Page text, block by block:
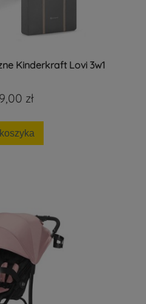
Kinderkraft Lovi 3w1
zł